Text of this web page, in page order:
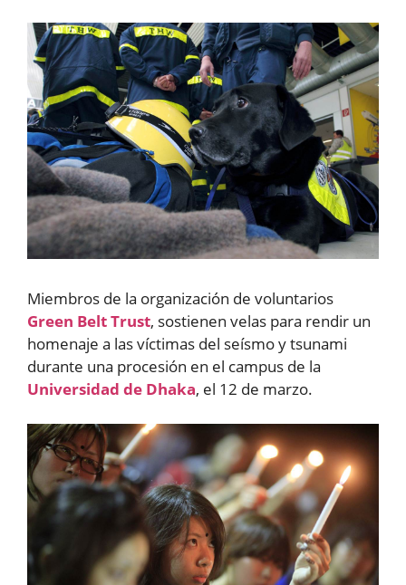
Miembros de la organización de voluntarios
Green Belt Trust, sostienen velas para rendir un
homenaje a las víctimas del seísmo y tsunami
durante una procesión en el campus de la
Universidad de Dhaka, el 12 de marzo.